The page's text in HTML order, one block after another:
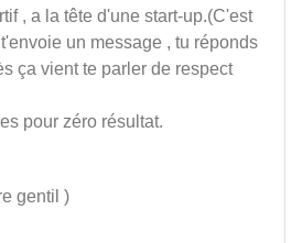
, a la tête d'une start-up.(C'est
un message , tu réponds
ça vient te parler de respect
pour zéro résultat.
gentil )